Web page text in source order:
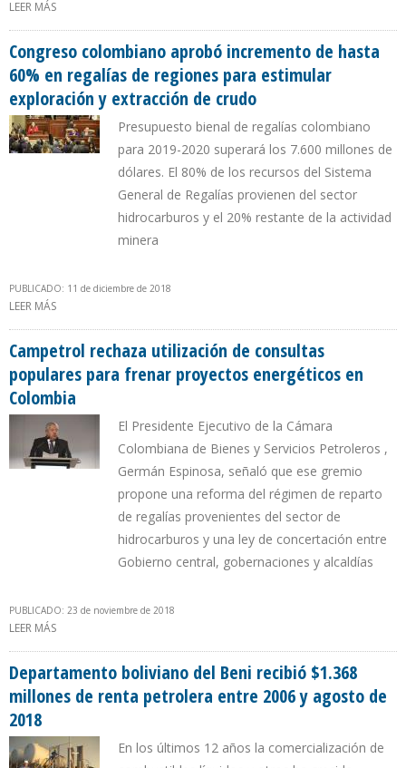
LEER MÁS
Congreso colombiano aprobó incremento de hasta
60% en regalías de regiones para estimular
exploración y extracción de crudo
Presupuesto bienal de regalías colombiano
para 2019-2020 superará los 7.600 millones de
dólares. El 80% de los recursos del Sistema
General de Regalías provienen del sector
hidrocarburos y el 20% restante de la actividad
minera
PUBLICADO: 11 de diciembre de 2018
LEER MÁS
EXPLORACIÓN Y EXTRACCIÓN DE CRUDO
Campetrol rechaza utilización de consultas
populares para frenar proyectos energéticos en
Colombia
El Presidente Ejecutivo de la Cámara
Colombiana de Bienes y Servicios Petroleros ,
Germán Espinosa, señaló que ese gremio
propone una reforma del régimen de reparto
de regalías provenientes del sector de
hidrocarburos y una ley de concertación entre
Gobierno central, gobernaciones y alcaldías
PUBLICADO: 23 de noviembre de 2018
LEER MÁS
COLOMBIA
Departamento boliviano del Beni recibió $1.368
millones de renta petrolera entre 2006 y agosto de
2018
En los últimos 12 años la comercialización de